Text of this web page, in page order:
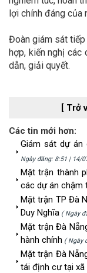
lợi chính đáng của
Đoàn giám sát
hợp, kiến nghị các
dẫn, giải quyết.
[ Trở
Các tin mới hơn:
Giám sát dự án
Ngày đăng: 8:51 | 14/
Mặt trận thành
các dự án chậm
Mặt trận TP Đà
Duy Nghĩa ( Ngày
Mặt trận Đà
hành chính ( Ngày
Mặt trận Đà
tái định cư tại xã